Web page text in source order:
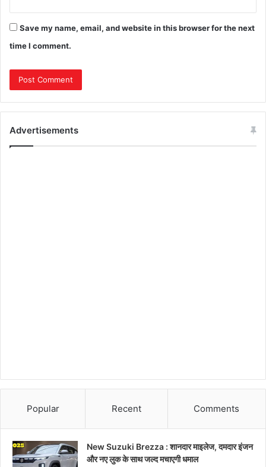
Save my name, email, and website in this browser for the next
time I comment.
Advertisements
Popular Recent Comments
New Suzuki Brezza : शानदार माइलेज, दमदार इंजन
और नए लुक के साथ जल्द मचाएगी धमाल